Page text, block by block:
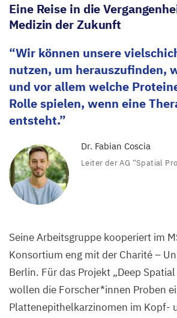
Eine Reise in die
Medizin der Zukunft
Wir können unsere
nutzen, um herauszufinden,
und vor allem welche
Rolle spielen, wenn eine
entsteht.
Dr. Fabian Coscia
Leiter derAG “Spatial
Seine Arbeitsgruppe kooperiert im
Konsortium eng mit der Charité –
Berlin. Für das Projekt „Deep
wollen die Forscher*innen Proben
Plattenepithelkarzinomen im Kopf-